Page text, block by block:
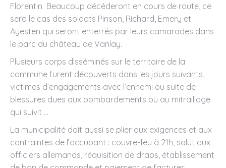
Florentin Beaucoup décéderont en cours de route, ce
sera le cas des soldats Pinson, Richard, Emery et
Ayesten qui seront enterrés par leurs camarades dans
le parc du château de Vanlay.
Plusieurs corps disséminés sur le territoire de la
commune furent découverts dans les jours suivants,
victimes d’engagements avec l’ennemi ou suite de
blessures dues aux bombardements ou au mitraillage
qui suivit …
La municipalité doit aussi se plier aux exigences et aux
contraintes de l’occupant : couvre-feu à 21h, salut aux
officiers allemands, réquisition de draps, établissement